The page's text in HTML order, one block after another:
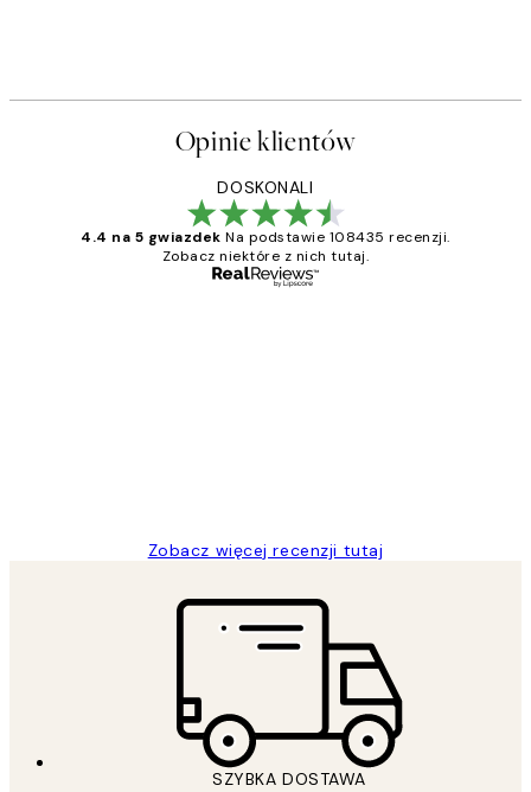
Opinie klientów
DOSKONALI
4.4 na 5 gwiazdek Na podstawie 108435 recenzji.
Zobacz niektóre z nich tutaj.
Zobacz więcej recenzji tutaj
SZYBKA DOSTAWA